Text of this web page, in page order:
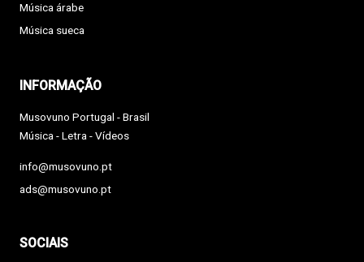
Música árabe
Música sueca
INFORMAÇÃO
Musovuno Portugal - Brasil
Música - Letra - Vídeos
info@musovuno.pt
ads@musovuno.pt
SOCIAIS